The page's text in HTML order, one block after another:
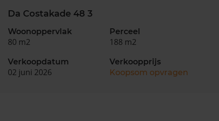
Da Costakade 48 3
Woonoppervlak
80 m2
Perceel
188 m2
Verkoopdatum
02 juni 2026
Verkoopprijs
Koopsom opvragen